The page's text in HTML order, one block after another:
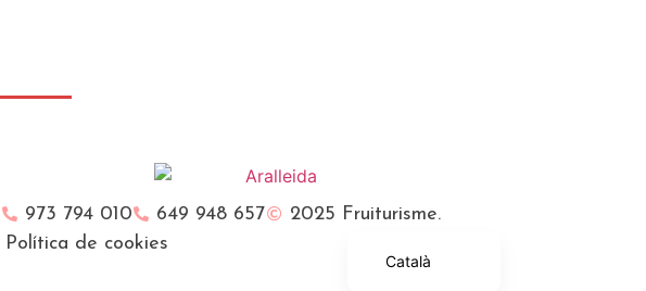
973 794 010 649 948 657
2025 Fruiturisme.
Política de cookies
Català
Español